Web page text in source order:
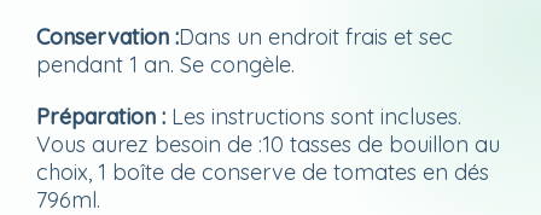
Conservation :Dans un endroit frais et sec
pendant 1 an. Se congèle.
Préparation : Les instructions sont incluses.
Vous aurez besoin de :10 tasses de bouillon au
choix, 1 boîte de conserve de tomates en dés
796ml.